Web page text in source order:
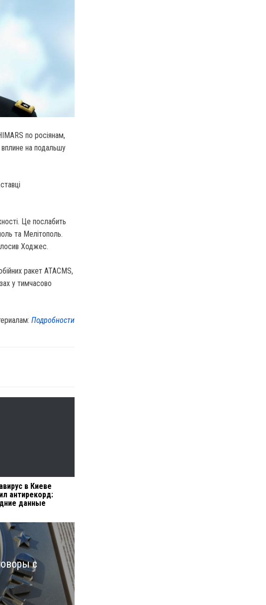
по росіянам,
на подальшу
Це послабить
та Мелітополь.
Ходжес.
ракет ATACMS,
у тимчасово
Подробности
в Киеве
антирекорд:
данные
с